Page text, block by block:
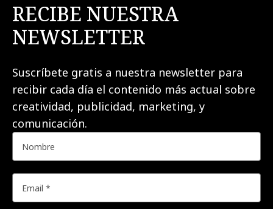
RECIBE NUESTRA
NEWSLETTER
Suscríbete gratis a nuestra newsletter para
recibir cada día el contenido más actual sobre
creatividad, publicidad, marketing, y
comunicación.